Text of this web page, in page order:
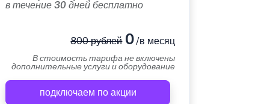
в течение 30 дней бесплатно
800 рублей0/в месяц
В стоимость тарифа не включены
дополнительные услуги и оборудование
подключаем по акции